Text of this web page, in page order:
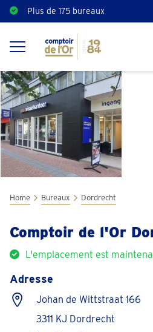
Plus de 175 bureaux
Home Bureaux Dordrecht
Comptoir de l'Or
L'emplacement est
Adresse
Johan de Wittstraat 166
3311 KJ Dordrecht